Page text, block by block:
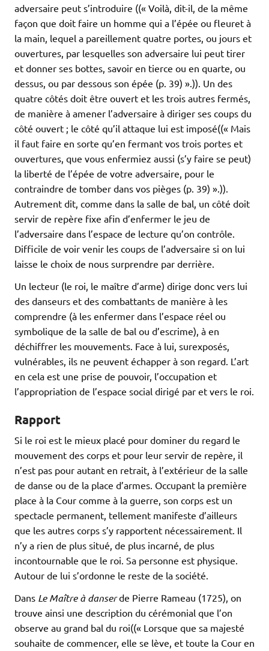
adversaire peut s’introduire ((« Voilà, dit-il, de la même
façon que doit faire un homme qui a l’épée ou fleuret à
la main, lequel a pareillement quatre portes, ou jours et
ouvertures, par lesquelles son adversaire lui peut tirer
et donner ses bottes, savoir en tierce ou en quarte, ou
dessus, ou par dessous son épée (p. 39) ».)). Un des
quatre côtés doit être ouvert et les trois autres fermés,
de manière à amener l’adversaire à diriger ses coups du
côté ouvert ; le côté qu’il attaque lui est imposé((« Mais
il faut faire en sorte qu’en fermant vos trois portes et
ouvertures, que vous enfermiez aussi (s’y faire se peut)
la liberté de l’épée de votre adversaire, pour le
contraindre de tomber dans vos pièges (p. 39) ».)).
Autrement dit, comme dans la salle de bal, un côté doit
servir de repère fixe afin d’enfermer le jeu de
l’adversaire dans l’espace de lecture qu’on contrôle.
Difficile de voir venir les coups de l’adversaire si on lui
laisse le choix de nous surprendre par derrière.
Un lecteur (le roi, le maître d’arme) dirige donc vers lui
des danseurs et des combattants de manière à les
comprendre (à les enfermer dans l’espace réel ou
symbolique de la salle de bal ou d’escrime), à en
déchiffrer les mouvements. Face à lui, surexposés,
vulnérables, ils ne peuvent échapper à son regard. L’art
en cela est une prise de pouvoir, l’occupation et
l’appropriation de l’espace social dirigé par et vers le roi.
Rapport
Si le roi est le mieux placé pour dominer du regard le
mouvement des corps et pour leur servir de repère, il
n’est pas pour autant en retrait, à l’extérieur de la salle
de danse ou de la place d’armes. Occupant la première
place à la Cour comme à la guerre, son corps est un
spectacle permanent, tellement manifeste d’ailleurs
que les autres corps s’y rapportent nécessairement. Il
n’y a rien de plus situé, de plus incarné, de plus
incontournable que le roi. Sa personne est physique.
Autour de lui s’ordonne le reste de la société.
Dans Le Maître à danserde Pierre Rameau (1725), on
trouve ainsi une description du cérémonial que l’on
observe au grand bal du roi((« Lorsque que sa majesté
souhaite de commencer, elle se lève, et toute la Cour en